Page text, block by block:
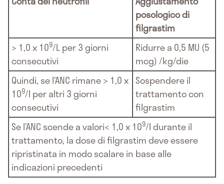
posologico di
filgrastim
> 1,0 x 109/L per 3 giorni
consecutivi
Ridurre a 0,5 MU (5
mcg) /kg/die
Quindi, se l’ANC rimane > 1,0 x
109/l per altri 3 giorni
consecutivi
Sospendere il
trattamento con
filgrastim
Se l’ANC scende a valori< 1,0 x 109/l durante il
trattamento, la dose di filgrastim deve essere
ripristinata in modo scalare in base alle
indicazioni precedenti